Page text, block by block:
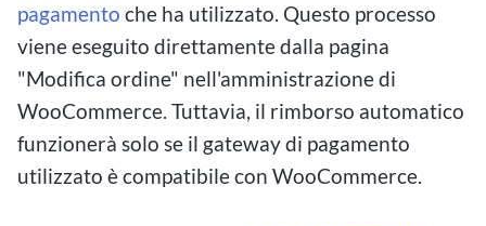
pagamento che ha utilizzato. Questo processo
viene eseguito direttamente dalla pagina
"Modifica ordine" nell'amministrazione di
WooCommerce. Tuttavia, il rimborso automatico
funzionerà solo se il gateway di pagamento
utilizzato è compatibile con WooCommerce.